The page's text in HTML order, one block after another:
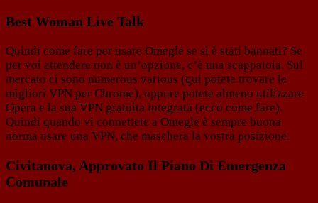
Best Woman Live Talk
Quindi come fare per usare Omegle se si è stati bannati? Se
per voi attendere non è un’opzione, c’è una scappatoia. Sul
mercato ci sono numerous various (qui potete trovare le
migliori VPN per Chrome), oppure potete almeno utilizzare
Opera e la sua VPN gratuita integrata (ecco come fare).
Quindi quando vi connettete a Omegle è sempre buona
norma usare una VPN, che maschera la vostra posizione.
Civitanova, Approvato Il Piano Di Emergenza
Comunale